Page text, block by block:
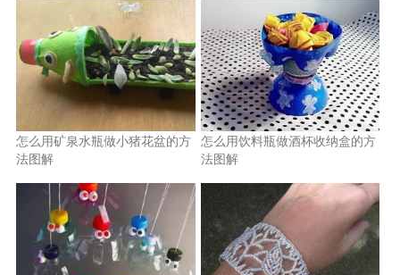
怎么用矿泉水瓶做小猪花盆的方
法图解
怎么用饮料瓶做酒杯收纳盒的方
法图解